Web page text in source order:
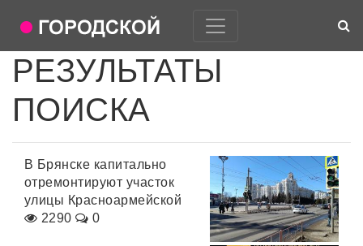
РЕЗУЛЬТАТЫ
ПОИСКА
В Брянске капитально
отремонтируют участок
улицы Красноармейской
2290
0